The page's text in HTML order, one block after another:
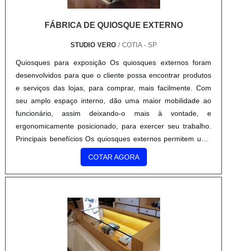
FÁBRICA DE QUIOSQUE EXTERNO
STUDIO VERO / COTIA - SP
Quiosques para exposição Os quiosques externos foram
desenvolvidos para que o cliente possa encontrar produtos
e serviços das lojas, para comprar, mais facilmente. Com
seu amplo espaço interno, dão uma maior mobilidade ao
funcionário, assim deixando-o mais à vontade, e
ergonomicamente posicionado, para exercer seu trabalho.
Principais benefícios Os quiosques externos permitem uma
ampla liberdade de criação de projetos, para chamar a a...
COTAR AGORA